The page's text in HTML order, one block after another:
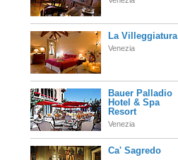
La Villeggiatura
Venezia
Bauer Palladio
Hotel & Spa
Resort
Venezia
Ca' Sagredo